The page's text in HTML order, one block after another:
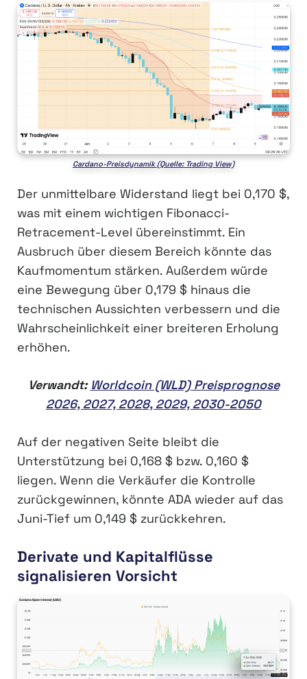
Cardano-Preisdynamik (Quelle: Trading View)
Der unmittelbare Widerstand liegt bei 0,170 $,
was mit einem wichtigen Fibonacci-
Retracement-Level übereinstimmt. Ein
Ausbruch über diesem Bereich könnte das
Kaufmomentum stärken. Außerdem würde
eine Bewegung über 0,179 $ hinaus die
technischen Aussichten verbessern und die
Wahrscheinlichkeit einer breiteren Erholung
erhöhen.
Verwandt: Worldcoin (WLD) Preisprognose
2026, 2027, 2028, 2029, 2030-2050
Auf der negativen Seite bleibt die
Unterstützung bei 0,168 $ bzw. 0,160 $
liegen. Wenn die Verkäufer die Kontrolle
zurückgewinnen, könnte ADA wieder auf das
Juni-Tief um 0,149 $ zurückkehren.
Derivate und Kapitalflüsse
signalisieren Vorsicht